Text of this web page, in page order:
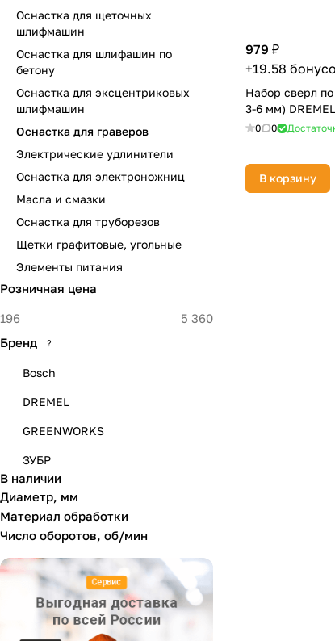
979 ₽
+19.58
Набор сверл
3-6 мм)
0 0
В корзину
Оснастка для щеточных
шлифмашин
Оснастка для шлифашин по
бетону
Оснастка для эксцентриковых
шлифмашин
Оснастка для граверов
Электрические удлинители
Оснастка для электроножниц
Масла и смазки
Оснастка для труборезов
Щетки графитовые, угольные
Элементы питания
Розничная цена
Бренд ?
Bosch
DREMEL
GREENWORKS
ЗУБР
В наличии
Диаметр, мм
Материал обработки
Число оборотов, об/мин